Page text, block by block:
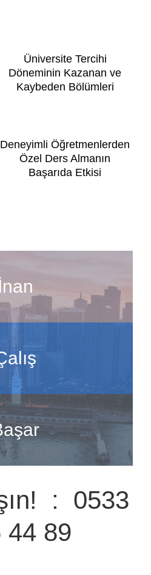
Üniversite Tercihi
Döneminin Kazanan ve
Kaybeden Bölümleri
Deneyimli Öğretmenlerden
Özel Ders Almanın
Başarıda Etkisi
: 0533
44 89